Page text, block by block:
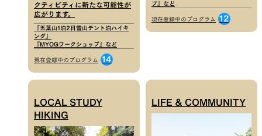
クティビティに新たな可能性が
広がります。
『五葉山1泊2日雪山テント泊ハイキ
ング』
『MYOGワークショップ』など
現在登録中のプログラム 14
プ』など
現在登録中のプログラム 12
LOCAL STUDY
HIKING
LIFE & COMMUNITY